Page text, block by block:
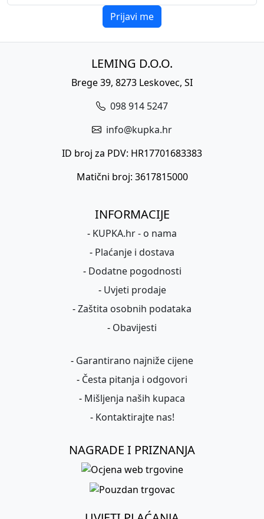
Prijavi me
LEMING D.O.O.
Brege 39, 8273 Leskovec, SI
098 914 5247
info@kupka.hr
ID broj za PDV: HR17701683383
Matični broj: 3617815000
INFORMACIJE
- KUPKA.hr - o nama
- Plaćanje i dostava
- Dodatne pogodnosti
- Uvjeti prodaje
-Zaštita osobnih podataka
- Obavijesti
- Garantirano najniže cijene
- Česta pitanja i odgovori
- Mišljenja naših kupaca
- Kontaktirajte nas!
NAGRADE I PRIZNANJA